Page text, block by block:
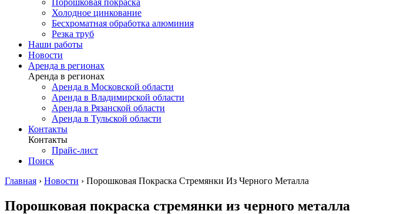
Холодное цинкование
Бесхроматная обработка алюминия
Резка труб
Наши работы
Новости
Аренда в регионах
Аренда в регионах
Аренда в Московской области
Аренда в Владимирской области
Аренда в Рязанской области
Аренда в Тульской области
Контакты
Контакты
Прайс-лист
Поиск
Главная › Новости › Порошковая Покраска Стремянки Из Черного Металла
Порошковая покраска стремянки из черного металла